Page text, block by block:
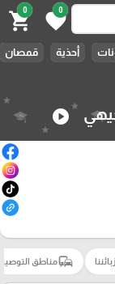
0
favorite
0
shopping_cart
أحذية قمصان
play_circle
commuteمناطق